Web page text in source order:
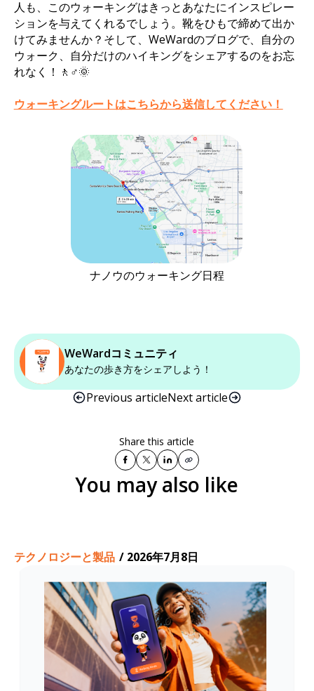
人も、このウォーキングはきっとあなたにインスピレー
ションを与えてくれるでしょう。靴をひもで締めて出か
けてみませんか？そして、WeWardのブログで、自分の
ウォーク、自分だけのハイキングをシェアするのをお忘
れなく！🚶♂️🌞
ウォーキングルートはこちらから送信してください！
ナノウのウォーキング日程
WeWardコミュニティ
あなたの歩き方をシェアしよう！
Previous articleNext article
Share this article
You may also like
テクノロジーと製品 / 2026年7月8日